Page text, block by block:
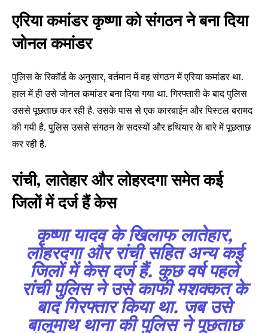
Join our community of
SUBSCRIBERS and be part of the
conversation.
or click the subscribe button below. Don't worry, we respect
your privacy and won't spam your inbox. Your information is
safe with us.
SUBSCRIBE
I've read and accept thePrivacy Policy
32,111
Followers
32,214
Followers
11,243
Followers
एरिया कमांडर कृष्णा को संगठन ने बना दिया
जोनल कमांडर
पुलिस के रिकॉर्ड के अनुसार, वर्तमान में वह संगठन में एरिया कमांडर था.
हाल में ही उसे जोनल कमांडर बना दिया गया था. गिरफ्तारी के बाद पुलिस
उससे पूछताछ कर रही है. उसके पास से एक कारबाईन और पिस्टल बरामद
की गयी है. पुलिस उससे संगठन के सदस्यों और हथियार के बारे में पूछताछ
कर रही है.
रांची, लातेहार और लोहरदगा समेत कई
जिलों में दर्ज हैं केस
कृष्णा यादव के खिलाफ लातेहार,
लोहरदगा और रांची सहित अन्य कई
जिलों में केस दर्ज हैं. कुछ वर्ष पहले
रांची पुलिस ने उसे काफी मशक्कत के
बाद गिरफ्तार किया था. जब उसे
बालूमाथ थाना की पुलिस ने पूछताछ